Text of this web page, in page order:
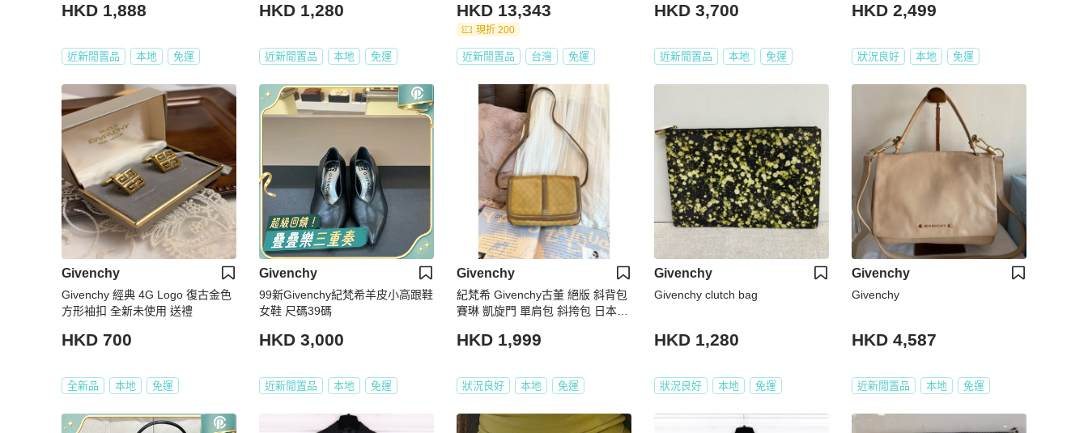
HKD 1,888
近新閒置品 本地 免運
HKD 1,280
近新閒置品 本地 免運
HKD 13,343
現折 200
近新閒置品 台灣 免運
HKD 3,700
近新閒置品 本地 免運
HKD 2,499
狀況良好 本地 免運
Givenchy
Givenchy 經典 4G Logo 復古金色
方形袖扣 全新未使用 送禮
HKD 700
全新品 本地 免運
Givenchy
99新Givenchy紀梵希羊皮小高跟鞋
女鞋 尺碼39碼
HKD 3,000
近新閒置品 本地 免運
Givenchy
紀梵希 Givenchy古董 絕版 斜背包
賽琳 凱旋門 單肩包 斜挎包 日本中
生合用
HKD 1,999
狀況良好 本地 免運
Givenchy
Givenchy clutch bag
HKD 1,280
狀況良好 本地 免運
Givenchy
Givenchy
HKD 4,587
近新閒置品 本地 免運